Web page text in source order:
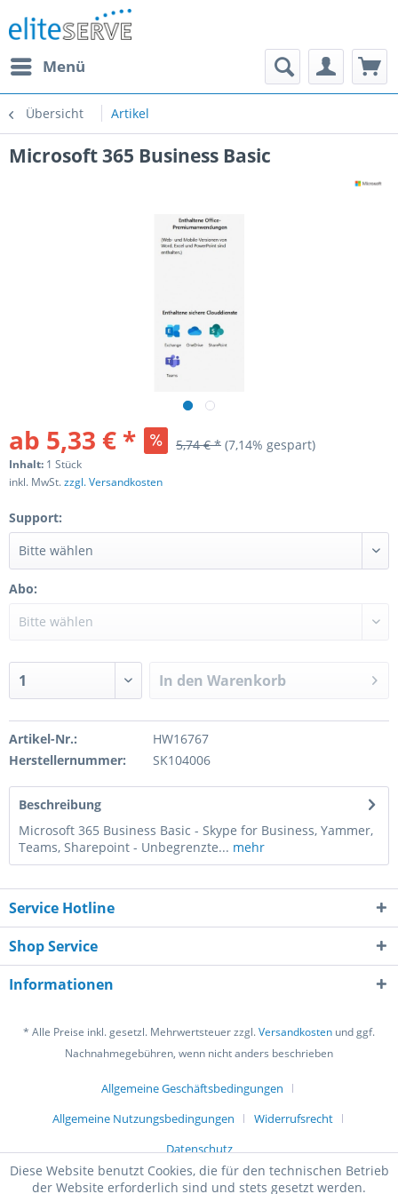
Menü
Übersicht Artikel
Microsoft 365 Business Basic
ab 5,33 € * 5,74 € * (7,14% gespart)
Inhalt: 1 Stück
inkl. MwSt.zzgl. Versandkosten
Support:
Abo:
In den Warenkorb
Artikel-Nr.:
HW16767
Herstellernummer:
SK104006
Beschreibung
Microsoft 365 Business Basic - Skype for Business, Yammer,
Teams, Sharepoint - Unbegrenzte... mehr
Service Hotline
Shop Service
Informationen
* Alle Preise inkl. gesetzl. Mehrwertsteuer zzgl.Versandkosten und ggf.
Nachnahmegebühren, wenn nicht anders beschrieben
Allgemeine Geschäftsbedingungen
Allgemeine Nutzungsbedingungen
Widerrufsrecht
Datenschutz
Diese Website benutzt Cookies, die für den technischen Betrieb
der Website erforderlich sind und stets gesetzt werden.